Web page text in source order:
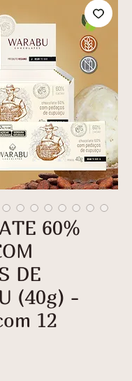
60%
DE
(40g) -
12